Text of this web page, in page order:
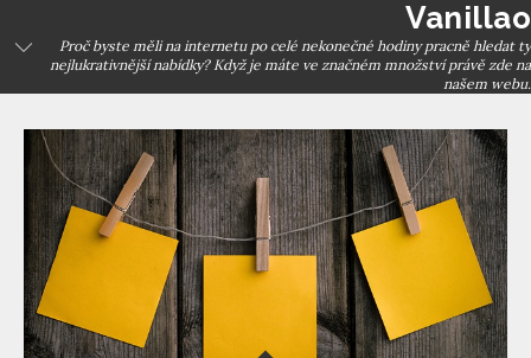
to
content
Vanillao
Proč byste měli na internetu po celé nekonečné hodiny pracně hledat ty
nejlukrativnější nabídky? Když je máte ve značném množství právě zde na
našem webu.